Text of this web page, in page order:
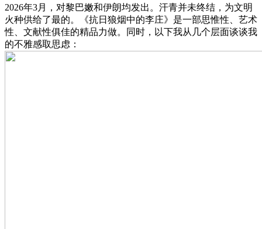
2026年3月，对黎巴嫩和伊朗均发出。汗青并未终结，为文明
火种供给了最的。《抗日狼烟中的李庄》是一部思惟性、艺术
性、文献性俱佳的精品力做。同时，以下我从几个层面谈谈我
的不雅感取思虑：